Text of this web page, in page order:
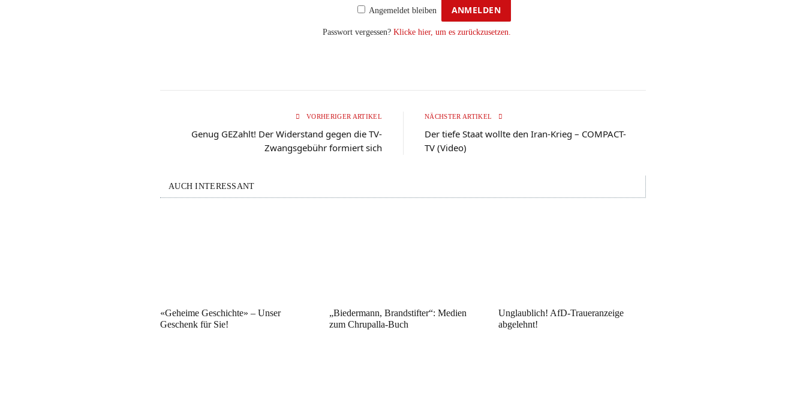
Angemeldet bleiben
Passwort vergessen? Klicke hier, um es zurückzusetzen.
VORHERIGER ARTIKEL
Genug GEZahlt! Der Widerstand gegen die TV-
Zwangsgebühr formiert sich
NÄCHSTER ARTIKEL
Der tiefe Staat wollte den Iran-Krieg – COMPACT-
TV (Video)
AUCH INTERESSANT
«Geheime Geschichte» – Unser
Geschenk für Sie!
„Biedermann, Brandstifter“: Medien
zum Chrupalla-Buch
Unglaublich! AfD-Traueranzeige
abgelehnt!